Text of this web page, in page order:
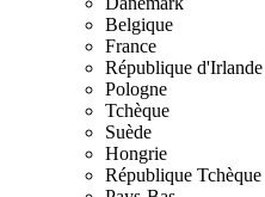
Belgique
France
République d'Irlande
Pologne
Tchèque
Suède
Hongrie
République Tchèque